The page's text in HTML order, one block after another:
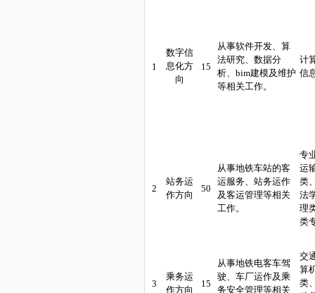
1
数字信
息化方
向
15
从事软件开发、 算
法研究、 数据分
析、 bim建模及维护
等相关工作。
计
信
2
站务运
作方向
50
从事地铁车站的客
运服务、站务运作
及客运管理等相关
工作。
专
运
类
法
理
类
3
乘务运
作方向
15
从事地铁电客车驾
驶、车厂运作及乘
务安全管理等相关
交
算
类